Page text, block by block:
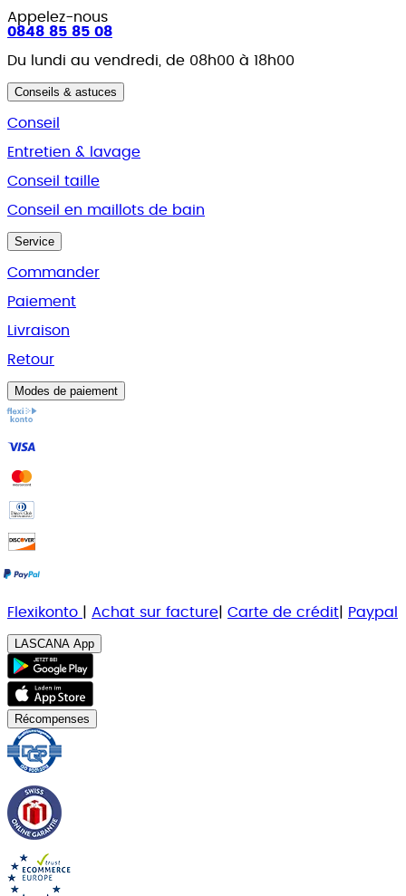
Appelez-nous
0848 85 85 08
Du lundi au vendredi, de 08h00 à 18h00
Conseils & astuces
Conseil
Entretien & lavage
Conseil taille
Conseil en maillots de bain
Service
Commander
Paiement
Livraison
Retour
Modes de paiement
Flexikonto Achat sur facture Carte de crédit Paypal
LASCANA App
Récompenses